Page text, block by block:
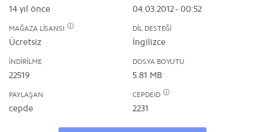
14 yıl önce 04.03.2012 - 00:52
MAĞAZA LISANSI
Ücretsiz
DIL DESTEĞI
İngilizce
İNDIRILME
22519
DOSYA BOYUTU
5.81 MB
PAYLAŞAN
cepde
CEPDEID
2231